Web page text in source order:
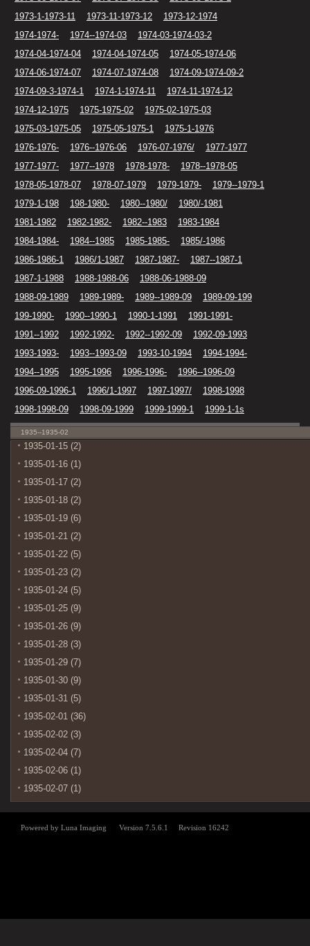
1973-1-1973-11
1973-11-1973-12
1973-12-1974
1974-1974-
1974--1974-03
1974-03-1974-03-2
1974-04-1974-04
1974-04-1974-05
1974-05-1974-06
1974-06-1974-07
1974-07-1974-08
1974-09-1974-09-2
1974-09-3-1974-1
1974-1-1974-11
1974-11-1974-12
1974-12-1975
1975-1975-02
1975-02-1975-03
1975-03-1975-05
1975-05-1975-1
1975-1-1976
1976-1976-
1976--1976-06 1976-07-1976/
1977-1977
1977-1977-
1977--1978 1978-1978-
1978--1978-05
1978-05-1978-07
1978-07-1979 1979-1979-
1979--1979-1
1979-1-198
198-1980- 1980--1980/
1980/-1981
1981-1982
1982-1982- 1982--1983
1983-1984
1984-1984-
1984--1985 1985-1985-
1985/-1986
1986-1986-1
1986/1-1987 1987-1987-
1987--1987-1
1987-1-1988
1988-1988-06
1988-06-1988-09
1988-09-1989
1989-1989- 1989--1989-09
1989-09-199
199-1990-
1990--1990-1 1990-1-1991
1991-1991-
1991--1992
1992-1992- 1992--1992-09
1992-09-1993
1993-1993-
1993--1993-09 1993-10-1994
1994-1994-
1994--1995
1995-1996 1996-1996-
1996--1996-09
1996-09-1996-1
1996/1-1997 1997-1997/
1998-1998
1998-1998-09
1998-09-1999 1999-1999-1 1999-1-1s
1935--1935-02
1935-01-15 (2)
1935-01-16 (1)
1935-01-17 (2)
1935-01-18 (2)
1935-01-19 (6)
1935-01-21 (2)
1935-01-22 (5)
1935-01-23 (2)
1935-01-24 (5)
1935-01-25 (9)
1935-01-26 (9)
1935-01-28 (3)
1935-01-29 (7)
1935-01-30 (9)
1935-01-31 (5)
1935-02-01 (36)
1935-02-02 (3)
1935-02-04 (7)
1935-02-06 (1)
1935-02-07 (1)